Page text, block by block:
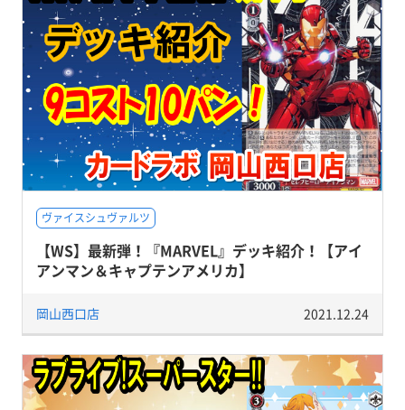
ヴァイスシュヴァルツ
【WS】最新弾！『MARVEL』デッキ紹介！【アイ
アンマン＆キャプテンアメリカ】
岡山西口店 2021.12.24